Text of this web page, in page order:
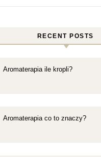
RECENT POSTS
Aromaterapia ile kropli?
Aromaterapia co to znaczy?